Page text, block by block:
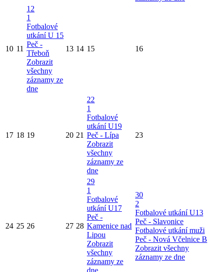
10 11
12
1
Fotbalové
utkání U 15
Peč -
Třeboň
Zobrazit
všechny
záznamy ze
dne
13 14 15 16
17 18 19 20 21
22
1
Fotbalové
utkání U19
Peč - Lípa
Zobrazit
všechny
záznamy ze
dne
23
24 25 26 27 28
29
1
Fotbalové
utkání U17
Peč -
Kamenice nad
Lipou
Zobrazit
všechny
záznamy ze
dne
30
2
Fotbalové utkání U13
Peč - Slavonice
Fotbalové utkání muži
Peč - Nová Včelnice B
Zobrazit všechny
záznamy ze dne